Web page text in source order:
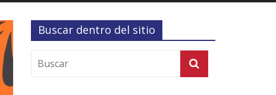
Buscar dentro del sitio